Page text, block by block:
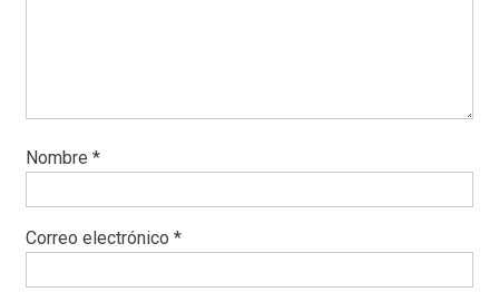
Nombre *
Correo electrónico *